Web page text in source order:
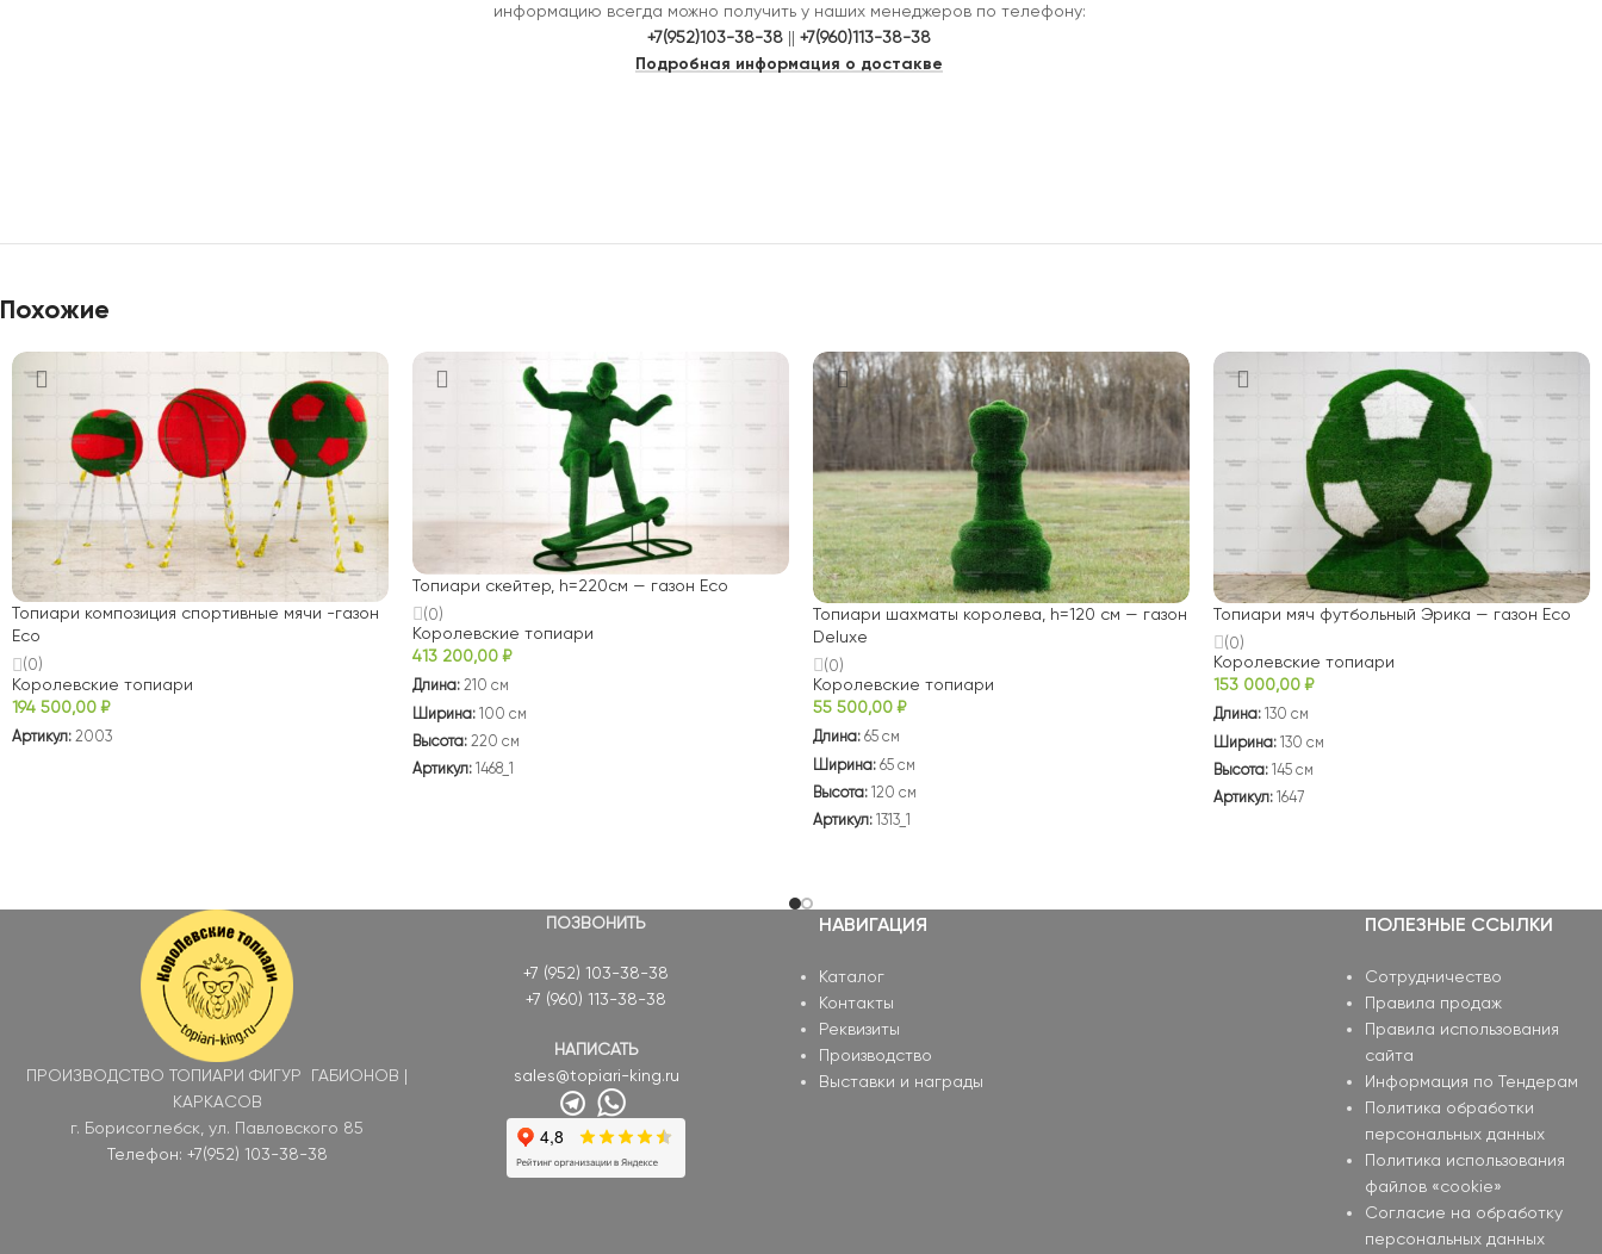
информацию всегда можно получить у наших менеджеров по телефону:
+7(952)103-38-38 ||+7(960)113-38-38
Подробная информация о достакве
Похожие
Топиари композиция спортивные мячи -газон
Eco
(0)
Королевские топиари
194 500,00₽
Артикул: 2003
Топиари скейтер, h=220см — газон Eco
(0)
Королевские топиари
413 200,00₽
Длина: 210 см
Ширина: 100 см
Высота: 220 см
Артикул: 1468_1
Топиари шахматы королева, h=120 см — газон
Deluxe
(0)
Королевские топиари
55 500,00₽
Длина: 65 см
Ширина: 65 см
Высота: 120 см
Артикул: 1313_1
Топиари мяч футбольный Эрика — газон Eco
(0)
Королевские топиари
153 000,00₽
Длина: 130 см
Ширина: 130 см
Высота: 145 см
Артикул: 1647
ПРОИЗВОДСТВО ТОПИАРИ ФИГУР ГАБИОНОВ |
КАРКАСОВ
г. Борисоглебск, ул. Павловского 85
Телефон: +7(952) 103-38-38
ПОЗВОНИТЬ
+7 (952) 103-38-38
+7 (960) 113-38-38
НАПИСАТЬ
sales@topiari-king.ru
НАВИГАЦИЯ
Каталог
Контакты
Реквизиты
Производство
Выставки и награды
ПОЛЕЗНЫЕ ССЫЛКИ
Сотрудничество
Правила продаж
Правила использования
сайта
Информация по Тендерам
Политика обработки
персональных данных
Политика использования
файлов «cookie»
Согласие на обработку
персональных данных